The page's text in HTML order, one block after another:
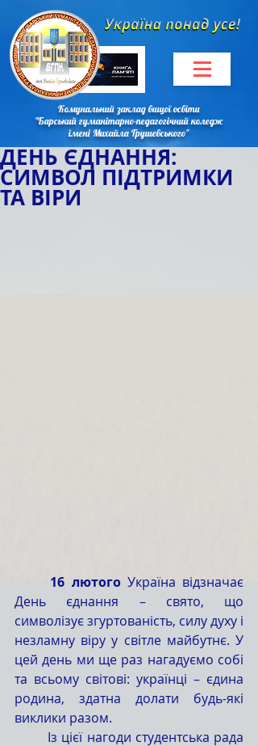
Комунальний заклад вищої освіти
"Барський гуманітарно-педагогічний коледж
імені Михайла Грушевського"
ДЕНЬ ЄДНАННЯ:
СИМВОЛ ПІДТРИМКИ
ТА ВІРИ
	16 лютого
Україна відзначає
День єднання – свято, що
символізує згуртованість, силу духу і
незламну віру у світле майбутнє. У
цей день ми ще раз нагадуємо собі
та всьому світові: українці – єдина
родина, здатна долати будь-які
виклики разом.